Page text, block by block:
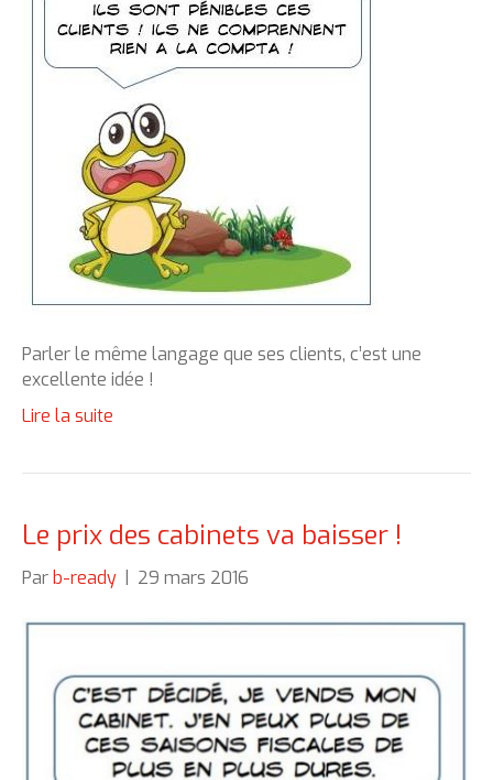
Parler le même langage que ses clients, c’est une
excellente idée !
Lire la suite
Le prix des cabinets va baisser !
Parb-ready 29 mars 2016